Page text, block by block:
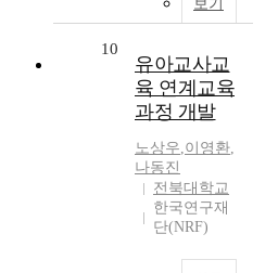
보기
10
유아교사교
육 연계교육
과정 개발
노상우,이영환,
나동진
전북대학교
한국연구재
단(NRF)